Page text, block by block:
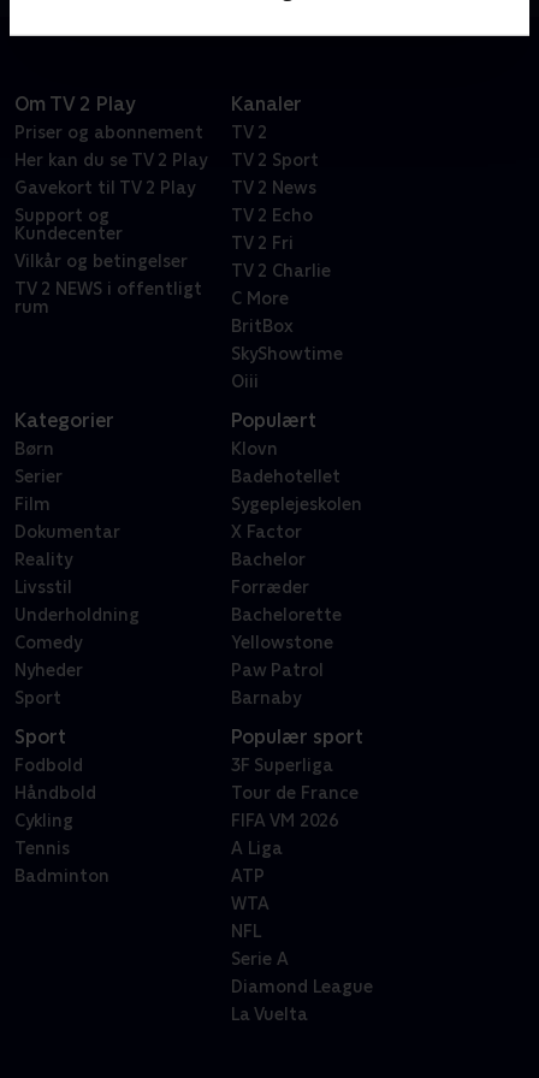
Om TV 2 Play
Priser og abonnement
Her kan du se TV 2 Play
Gavekort til TV 2 Play
Support og
Kundecenter
Vilkår og betingelser
TV 2 NEWS i offentligt
rum
Kanaler
TV 2
TV 2 Sport
TV 2 News
TV 2 Echo
TV 2 Fri
TV 2 Charlie
C More
BritBox
SkyShowtime
Oiii
Kategorier
Børn
Serier
Film
Dokumentar
Reality
Livsstil
Underholdning
Comedy
Nyheder
Sport
Populært
Klovn
Badehotellet
Sygeplejeskolen
X Factor
Bachelor
Forræder
Bachelorette
Yellowstone
Paw Patrol
Barnaby
Sport
Fodbold
Håndbold
Cykling
Tennis
Badminton
Populær sport
3F Superliga
Tour de France
FIFA VM 2026
A Liga
ATP
WTA
NFL
Serie A
Diamond League
La Vuelta